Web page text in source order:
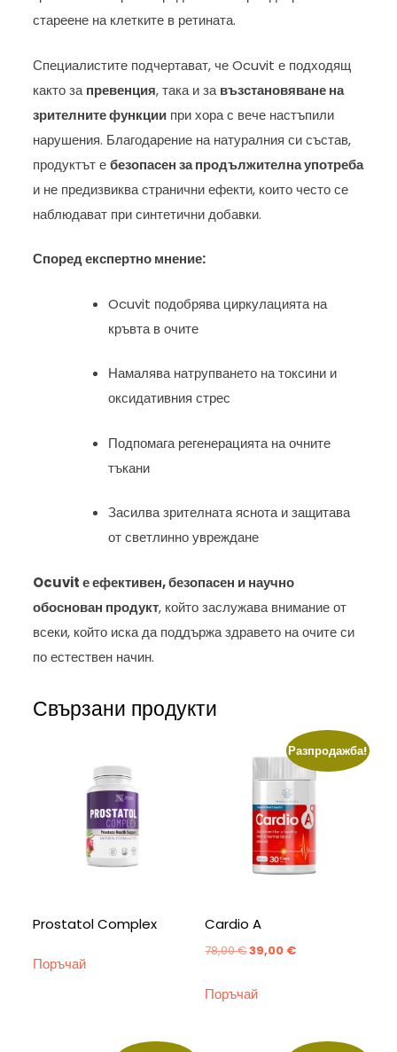
стареене на клетките в ретината.
Специалистите подчертават, че Ocuvit е подходящ
както запревенция, така и завъзстановяване на
зрителните функции при хора с вече настъпили
нарушения. Благодарение на натуралния си състав,
продуктът ебезопасен за продължителна употреба
и не предизвиква странични ефекти, които често се
наблюдават при синтетични добавки.
Според експертно мнение:
Ocuvit подобрява циркулацията на
кръвта в очите
Намалява натрупването на токсини и
оксидативния стрес
Подпомага регенерацията на очните
тъкани
Засилва зрителната яснота и защитава
от светлинно увреждане
Ocuvit е ефективен, безопасен и научно
обоснован продукт, който заслужава внимание от
всеки, който иска да поддържа здравето на очите си
по естествен начин.
Свързани продукти
Prostatol Complex
Поръчай
Разпродажба!
Cardio A
78,00€Original
was:
39,00 €Текущата
Поръчай